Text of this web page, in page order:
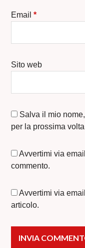
Email*
Sito web
Salva il mio
per la prossima
Avvertimi via
commento.
Avvertimi via
articolo.